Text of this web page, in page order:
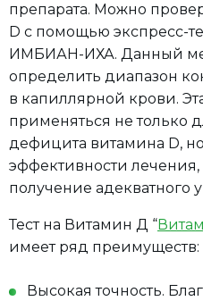
препарата. Можно
D с помощью экспресс-
ИМБИАН-ИХА. Данный
определить диапазон
в капиллярной крови.
применяться не только
дефицита витамина D,
эффективности
получение адекватного
Тест на Витамин Д “
имеет ряд преимуществ:
Высокая точность.